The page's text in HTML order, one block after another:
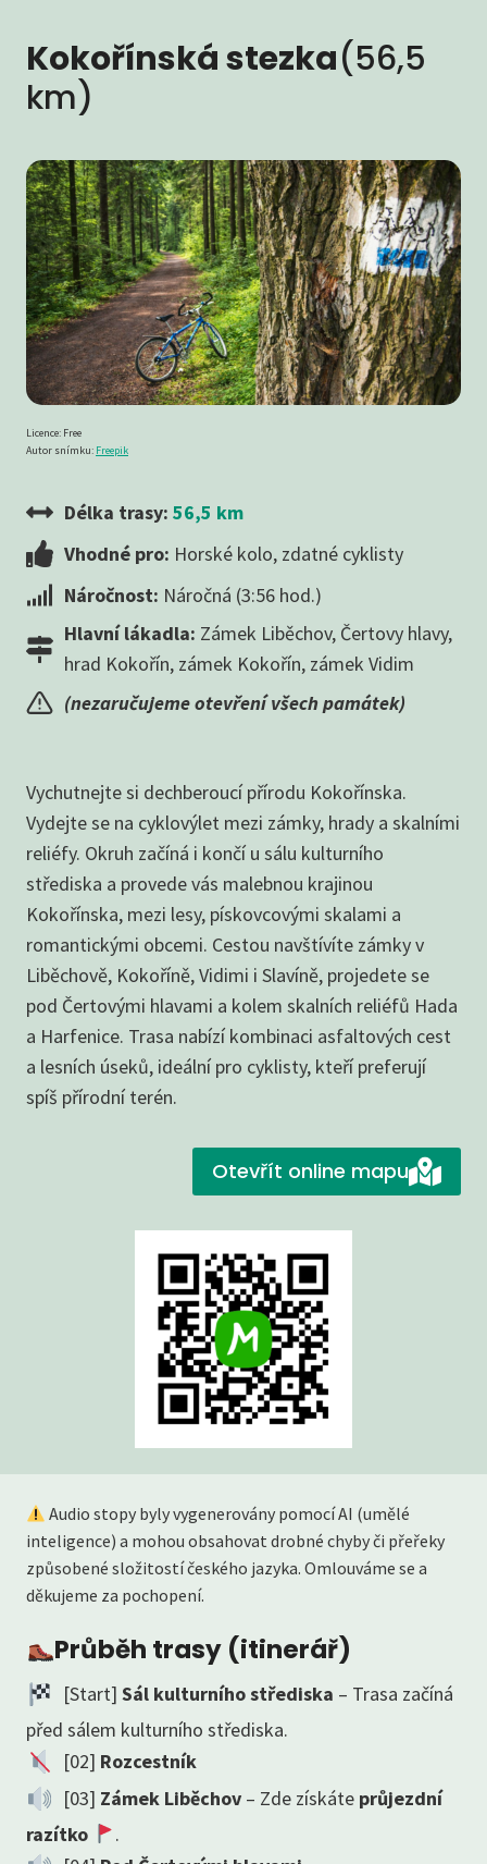
Kokořínská stezka(56,5
km)
Licence: Free
Autor snímku: Freepik
Délka trasy: 56,5 km
Vhodné pro: Horské kolo, zdatné cyklisty
Náročnost: Náročná (3:56 hod.)
Hlavní lákadla: Zámek Liběchov, Čertovy hlavy,
hrad Kokořín, zámek Kokořín, zámek Vidim
(nezaručujeme otevření všech památek)
Vychutnejte si dechberoucí přírodu Kokořínska.
Vydejte se na cyklovýlet mezi zámky, hrady a skalními
reliéfy. Okruh začíná i končí u sálu kulturního
střediska a provede vás malebnou krajinou
Kokořínska, mezi lesy, pískovcovými skalami a
romantickými obcemi. Cestou navštívíte zámky v
Liběchově, Kokoříně, Vidimi i Slavíně, projedete se
pod Čertovými hlavami a kolem skalních reliéfů Hada
a Harfenice. Trasa nabízí kombinaci asfaltových cest
a lesních úseků, ideální pro cyklisty, kteří preferují
spíš přírodní terén.
Otevřít online mapu
Audio stopy byly vygenerovány pomocí AI (umělé
inteligence) a mohou obsahovat drobné chyby či přeřeky
způsobené složitostí českého jazyka. Omlouváme se a
děkujeme za pochopení.
Průběh trasy (itinerář)
[Start] Sál kulturního střediska – Trasa začíná
před sálem kulturního střediska.
[02] Rozcestník
[03] Zámek Liběchov– Zde získáte průjezdní
razítko
.